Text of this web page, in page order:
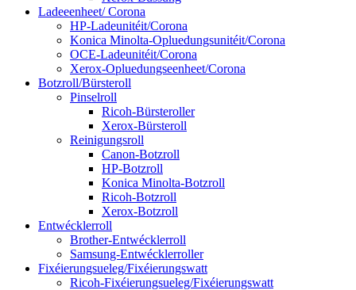
Ladeeenheet/ Corona
HP-Ladeunitéit/Corona
Konica Minolta-Opluedungsunitéit/Corona
OCE-Ladeunitéit/Corona
Xerox-Opluedungseenheet/Corona
Botzroll/Bürsteroll
Pinselroll
Ricoh-Bürsteroller
Xerox-Bürsteroll
Reinigungsroll
Canon-Botzroll
HP-Botzroll
Konica Minolta-Botzroll
Ricoh-Botzroll
Xerox-Botzroll
Entwécklerroll
Brother-Entwécklerroll
Samsung-Entwécklerroller
Fixéierungsueleg/Fixéierungswatt
Ricoh-Fixéierungsueleg/Fixéierungswatt